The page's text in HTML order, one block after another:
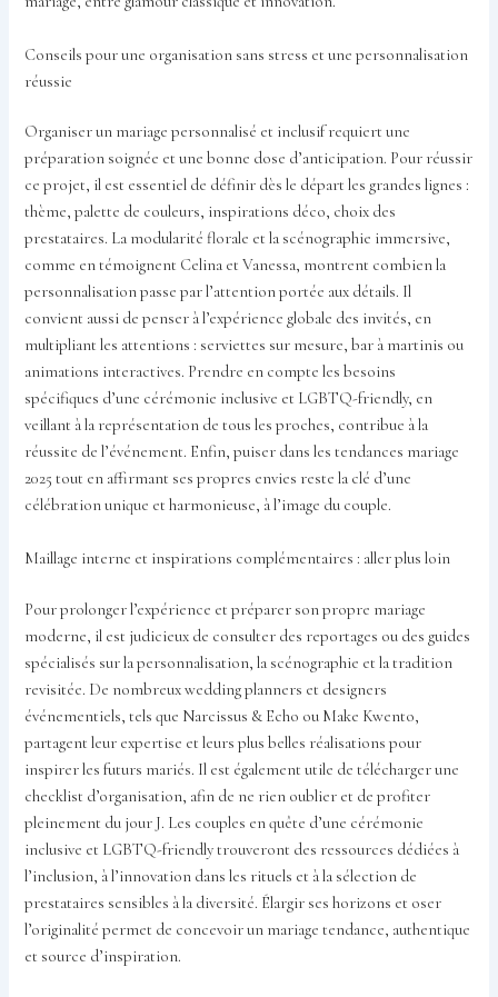
Conseils pour une organisation sans stress et une personnalisation
réussie
Organiser un mariage personnalisé et inclusif requiert une
préparation soignée et une bonne dose d’anticipation. Pour réussir
ce projet, il est essentiel de définir dès le départ les grandes lignes :
thème, palette de couleurs, inspirations déco, choix des
prestataires. La modularité florale et la scénographie immersive,
comme en témoignent Celina et Vanessa, montrent combien la
personnalisation passe par l’attention portée aux détails. Il
convient aussi de penser à l’expérience globale des invités, en
multipliant les attentions : serviettes sur mesure, bar à martinis ou
animations interactives. Prendre en compte les besoins
spécifiques d’une cérémonie inclusive et LGBTQ-friendly, en
veillant à la représentation de tous les proches, contribue à la
réussite de l’événement. Enfin, puiser dans les tendances mariage
2025 tout en affirmant ses propres envies reste la clé d’une
célébration unique et harmonieuse, à l’image du couple.
Maillage interne et inspirations complémentaires : aller plus loin
Pour prolonger l’expérience et préparer son propre mariage
moderne, il est judicieux de consulter des reportages ou des guides
spécialisés sur la personnalisation, la scénographie et la tradition
revisitée. De nombreux wedding planners et designers
événementiels, tels que Narcissus & Echo ou Make Kwento,
partagent leur expertise et leurs plus belles réalisations pour
inspirer les futurs mariés. Il est également utile de télécharger une
checklist d’organisation, afin de ne rien oublier et de profiter
pleinement du jour J. Les couples en quête d’une cérémonie
inclusive et LGBTQ-friendly trouveront des ressources dédiées à
l’inclusion, à l’innovation dans les rituels et à la sélection de
prestataires sensibles à la diversité. Élargir ses horizons et oser
l’originalité permet de concevoir un mariage tendance, authentique
et source d’inspiration.